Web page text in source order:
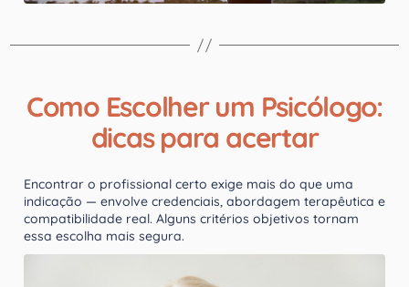
Como Escolher um Psicólogo:
dicas para acertar
Encontrar o profissional certo exige mais do que uma
indicação — envolve credenciais, abordagem terapêutica e
compatibilidade real. Alguns critérios objetivos tornam
essa escolha mais segura.